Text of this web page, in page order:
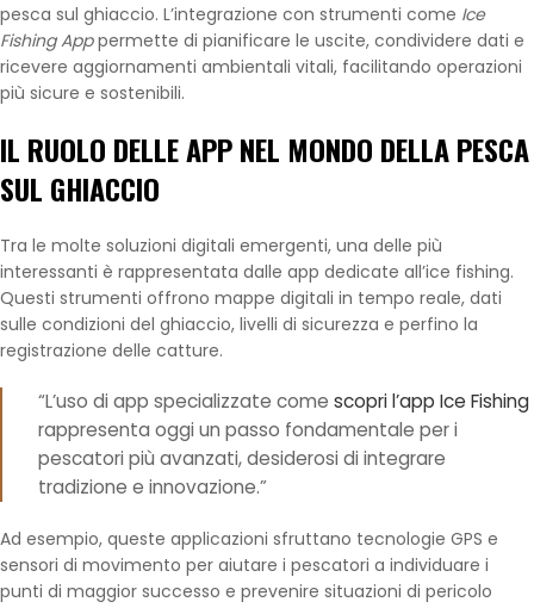
pesca sul ghiaccio. L’integrazione con strumenti come Ice
Fishing Apppermette di pianificare le uscite, condividere dati e
ricevere aggiornamenti ambientali vitali, facilitando operazioni
più sicure e sostenibili.
IL RUOLO DELLE APP NEL MONDO DELLA PESCA
SUL GHIACCIO
Tra le molte soluzioni digitali emergenti, una delle più
interessanti è rappresentata dalle app dedicate all’ice fishing.
Questi strumenti offrono mappe digitali in tempo reale, dati
sulle condizioni del ghiaccio, livelli di sicurezza e perfino la
registrazione delle catture.
“L’uso di app specializzate come scopri l’app Ice Fishing
rappresenta oggi un passo fondamentale per i
pescatori più avanzati, desiderosi di integrare
tradizione e innovazione.”
Ad esempio, queste applicazioni sfruttano tecnologie GPS e
sensori di movimento per aiutare i pescatori a individuare i
punti di maggior successo e prevenire situazioni di pericolo